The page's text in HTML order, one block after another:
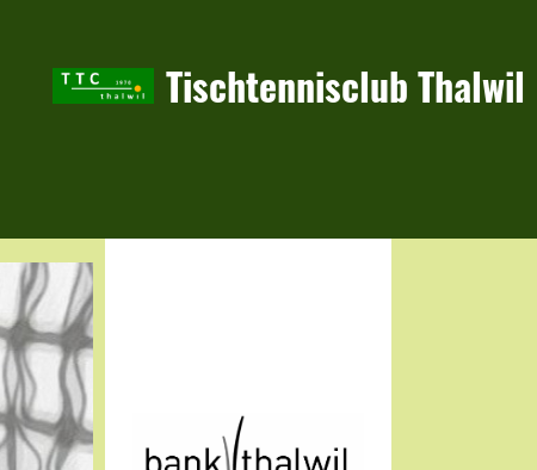
Tischtennisclub Thalwil